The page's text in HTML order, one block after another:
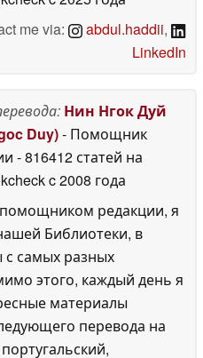
me via:
abdul.haddii,
LinkedIn
Нин Нгок Дуй
Duy)- Помощник
- 816412 статей на
c 2008 года
редакции, я
Библиотеки, в
самых разных
этого, каждый день я
материалы
перевода на